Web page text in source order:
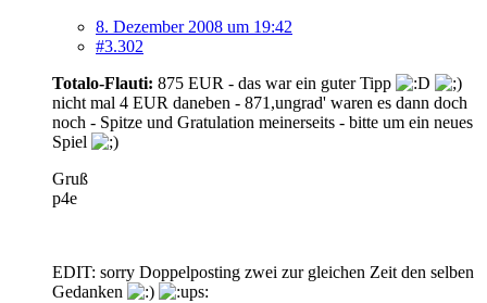
8. Dezember 2008 um 19:42
#3.302
Totalo-Flauti: 875 EUR - das war ein guter Tipp
nicht mal 4 EUR daneben - 871,ungrad' waren es dann doch
noch - Spitze und Gratulation meinerseits - bitte um ein neues
Spiel
Gruß
p4e
EDIT: sorry Doppelposting zwei zur gleichen Zeit den selben
Gedanken